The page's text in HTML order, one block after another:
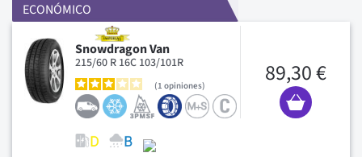
ECONÓMICO
Snowdragon Van
215/60 R 16C 103/101R
1 opiniones 89,30 €